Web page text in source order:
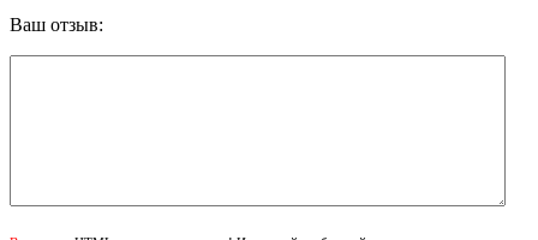
Ваш отзыв: